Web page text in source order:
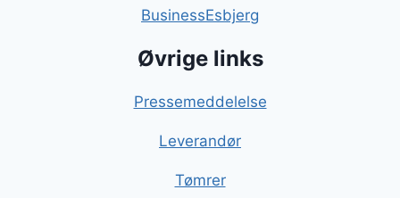
BusinessEsbjerg
Øvrige links
Pressemeddelelse
Leverandør
Tømrer